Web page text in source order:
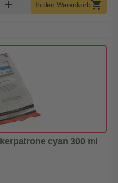
add In den Warenkorb shopping_cart
cyan 300 ml